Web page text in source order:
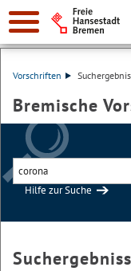
Vorschriften Suchergebnis
Bremische
Hilfe zur Suche